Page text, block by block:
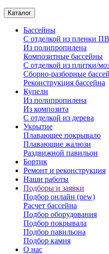
Каталог
Бассейны
С отделкой из пленки
Из полипропилена
Композитные бассейны
С отделкой из плитки/
Сборно-разборные
Реконструкция бассейна
Купели
Из полипропилена
Из композита
С отделкой из дерева
Укрытие
Плавающее покрывало
Плавающие жалюзи
Раздвижной павильон
Бортик
Ремонт и реконструкция
Наши работы
Подборы и заявки
Подбор онлайн (new)
Расчет бассейна
Подбор оборудования
Подбор покрывала
Подбор павильона
Подбор камня
О нас